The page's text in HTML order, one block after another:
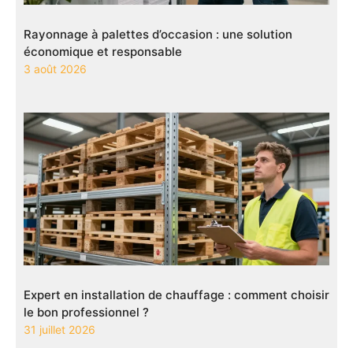
Rayonnage à palettes d’occasion : une solution
économique et responsable
3 août 2026
Expert en installation de chauffage : comment choisir
le bon professionnel ?
31 juillet 2026